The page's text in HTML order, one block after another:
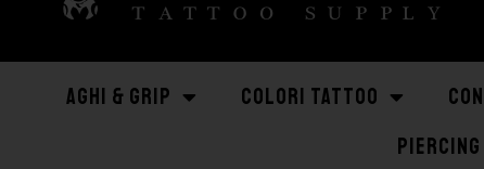
AGHI & GRIP COLORI TATTOO
PIERCING